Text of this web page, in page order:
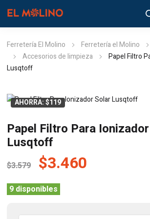
Ferretería El Molino Ferretería el Molino
Accesorios de limpieza
Papel Filtro
Lusqtoff
AHORRA: $119
Papel Filtro Para
Lusqtoff
$3.579 El
precio
original
era:
$3.460
es:
9 disponibles